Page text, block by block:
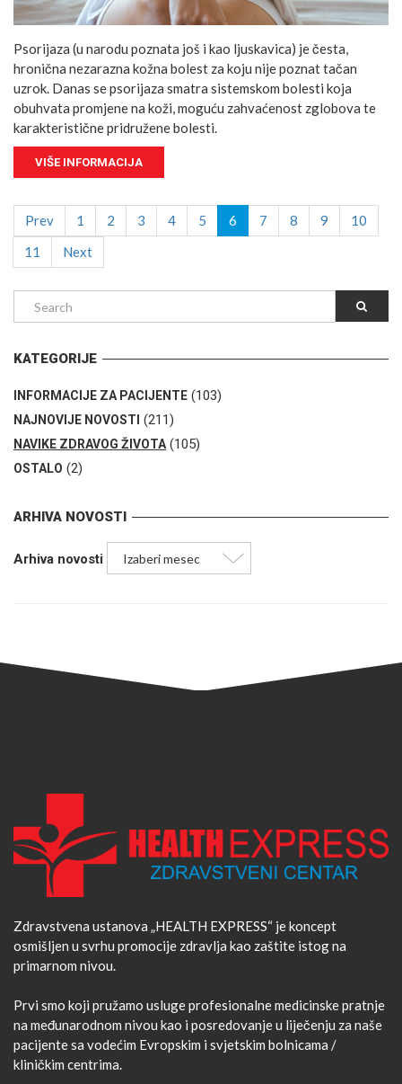
Psorijaza (u narodu poznata još i kao ljuskavica) je česta,
hronična nezarazna kožna bolest za koju nije poznat tačan
uzrok. Danas se psorijaza smatra sistemskom bolesti koja
obuhvata promjene na koži, moguću zahvaćenost zglobova te
karakteristične pridružene bolesti.
VIŠE INFORMACIJA
Prev 1 2 3 4 5 6 7 8 9
10
11
Next
KATEGORIJE
INFORMACIJE ZA PACIJENTE (103)
NAJNOVIJE NOVOSTI (211)
NAVIKE ZDRAVOG ŽIVOTA(105)
OSTALO (2)
ARHIVA NOVOSTI
Arhiva novosti
Zdravstvena ustanova „HEALTH EXPRESS“ je koncept
osmišljen u svrhu promocije zdravlja kao zaštite istog na
primarnom nivou.
Prvi smo koji pružamo usluge profesionalne medicinske pratnje
na međunarodnom nivou kao i posredovanje u liječenju za naše
pacijente sa vodećim Evropskim i svjetskim bolnicama /
kliničkim centrima.